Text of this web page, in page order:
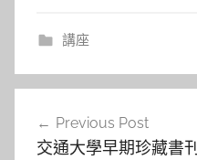
講座
Previous Post
交通大學早期珍藏書